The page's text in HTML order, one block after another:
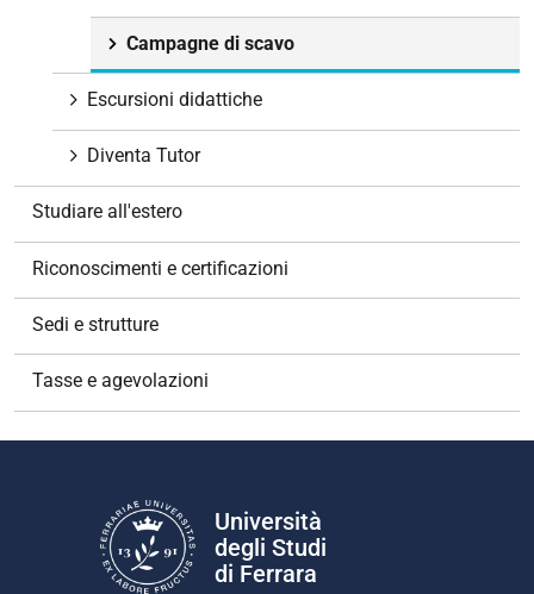
Campagne di scavo
Escursioni didattiche
Diventa Tutor
Studiare all'estero
Riconoscimenti e certificazioni
Sedi e strutture
Tasse e agevolazioni
Università
degli Studi
di Ferrara